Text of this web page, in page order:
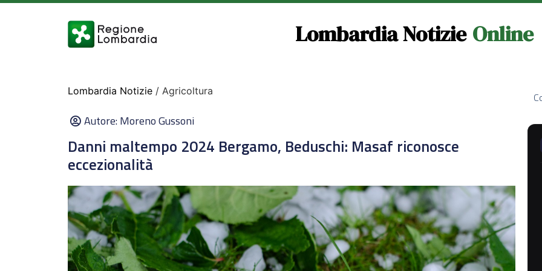
Lombardia Notizie Online
Lombardia Notizie / Agricoltura
Autore:Moreno Gussoni
Danni maltempo 2024 Bergamo, Beduschi: Masaf riconosce
eccezionalità